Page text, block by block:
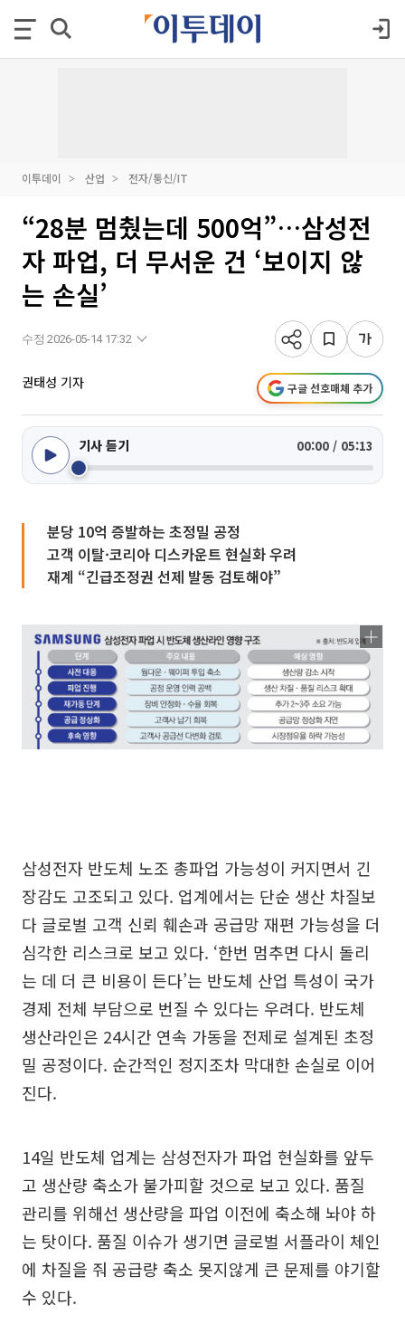
이투데이 산업 전자/통신/IT
“28분 멈췄는데 500억”…삼성전
자 파업, 더 무서운 건 ‘보이지 않
는 손실’
수정 2026-05-14 17:32
권태성 기자 구글 선호매체 추가
기사 듣기 00:00 / 05:13
분당 10억 증발하는 초정밀 공정
고객 이탈·코리아 디스카운트 현실화 우려
재계 “긴급조정권 선제 발동 검토해야”
삼성전자 반도체 노조 총파업 가능성이 커지면서 긴
장감도 고조되고 있다. 업계에서는 단순 생산 차질보
다 글로벌 고객 신뢰 훼손과 공급망 재편 가능성을 더
심각한 리스크로 보고 있다. ‘한번 멈추면 다시 돌리
는 데 더 큰 비용이 든다’는 반도체 산업 특성이 국가
경제 전체 부담으로 번질 수 있다는 우려다. 반도체
생산라인은 24시간 연속 가동을 전제로 설계된 초정
밀 공정이다. 순간적인 정지조차 막대한 손실로 이어
진다.
14일 반도체 업계는 삼성전자가 파업 현실화를 앞두
고 생산량 축소가 불가피할 것으로 보고 있다. 품질
관리를 위해선 생산량을 파업 이전에 축소해 놔야 하
는 탓이다. 품질 이슈가 생기면 글로벌 서플라이 체인
에 차질을 줘 공급량 축소 못지않게 큰 문제를 야기할
수 있다.